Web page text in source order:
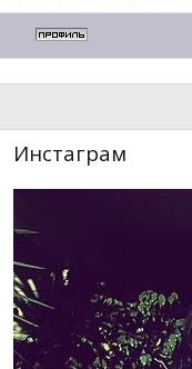
Инстаграм